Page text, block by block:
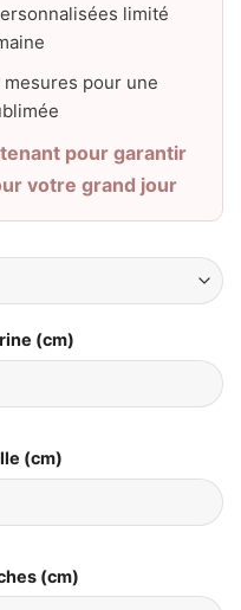
limité
pour une
pour garantir
votre grand jour
(cm)
(cm)
(cm)